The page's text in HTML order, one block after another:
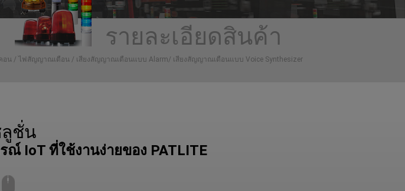
รายละเอียดสินค้า
อน / ไฟสัญญาณเตือน / เสียงสัญญาณเตือนแบบ Alarm/ เสียงสัญญาณเตือนแบบ Voice Synthesizer
ชั่น
IoT ที่ใช้งานง่ายของ PATLITE